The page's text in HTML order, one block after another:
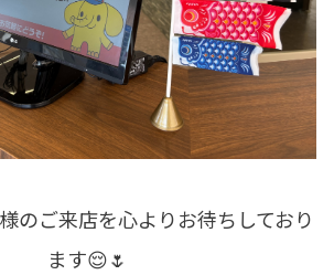
のご来店を心よりお待ちしており
ます😌🌷